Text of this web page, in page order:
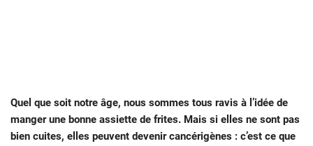
Quel que soit notre âge, nous sommes tous ravis à l’idée de
manger une bonne assiette de frites. Mais si elles ne sont pas
bien cuites, elles peuvent devenir cancérigènes : c’est ce que